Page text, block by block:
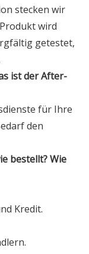
stecken wir
wird
getestet,
ist der After-
für Ihre
den
bestellt? Wie
Kredit.